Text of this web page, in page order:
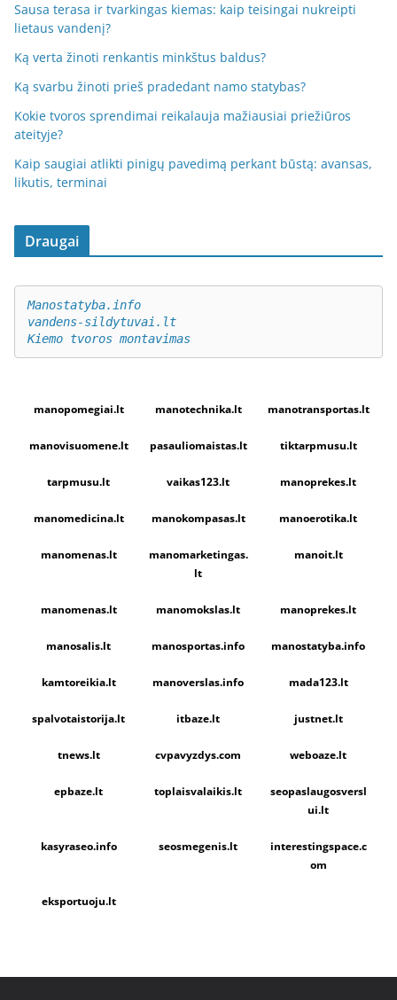
Sausa terasa ir tvarkingas kiemas: kaip teisingai nukreipti
lietaus vandenį?
Ką verta žinoti renkantis minkštus baldus?
Ką svarbu žinoti prieš pradedant namo statybas?
Kokie tvoros sprendimai reikalauja mažiausiai priežiūros
ateityje?
Kaip saugiai atlikti pinigų pavedimą perkant būstą: avansas,
likutis, terminai
Draugai
Manostatyba.info
vandens-sildytuvai.lt
Kiemo tvoros montavimas
manopomegiai.lt manotechnika.lt manotransportas.lt
manovisuomene.lt pasauliomaistas.lt tiktarpmusu.lt
tarpmusu.lt vaikas123.lt manoprekes.lt
manomedicina.lt manokompasas.lt manoerotika.lt
manomenas.lt
manomarketingas.
lt
manoit.lt
manomenas.lt manomokslas.lt manoprekes.lt
manosalis.lt manosportas.info manostatyba.info
kamtoreikia.lt manoverslas.info mada123.lt
spalvotaistorija.lt itbaze.lt justnet.lt
tnews.lt cvpavyzdys.com weboaze.lt
epbaze.lt toplaisvalaikis.lt
seopaslaugosversl
ui.lt
kasyraseo.info seosmegenis.lt
interestingspace.c
om
eksportuoju.lt